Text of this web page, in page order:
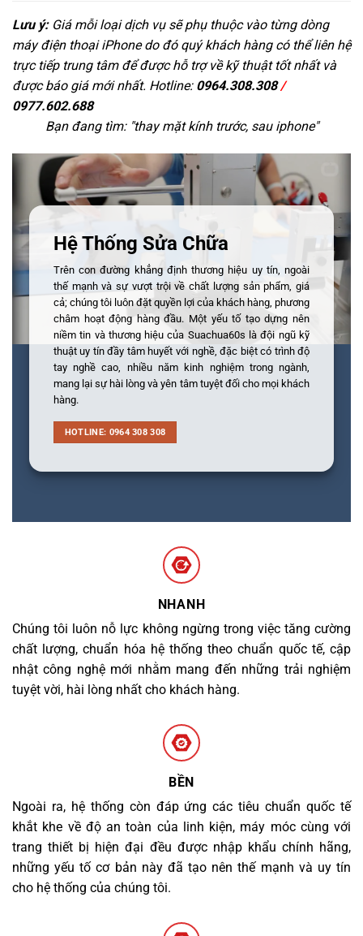
Lưu ý:Giá mỗi loại dịch vụ sẽ phụ thuộc vào từng dòng
máy điện thoại iPhone do đó quý khách hàng có thể liên hệ
trực tiếp trung tâm để được hỗ trợ về kỹ thuật tốt nhất và
được báo giá mới nhất. Hotline: 0964.308.308/
0977.602.688
Bạn đang tìm: "thay mặt kính trước, sau iphone"
Hệ Thống Sửa Chữa
Trên con đường khẳng định thương hiệu uy tín, ngoài
thế mạnh và sự vượt trội về chất lượng sản phẩm, giá
cả; chúng tôi luôn đặt quyền lợi của khách hàng, phương
châm hoạt động hàng đầu. Một yếu tố tạo dựng nên
niềm tin và thương hiệu của Suachua60s là đội ngũ kỹ
thuật uy tín đầy tâm huyết với nghề, đặc biệt có trình độ
tay nghề cao, nhiều năm kinh nghiệm trong ngành,
mang lại sự hài lòng và yên tâm tuyệt đối cho mọi khách
hàng.
HOTLINE: 0964 308 308
NHANH
Chúng tôi luôn nỗ lực không ngừng trong việc tăng cường
chất lượng, chuẩn hóa hệ thống theo chuẩn quốc tế, cập
nhật công nghệ mới nhằm mang đến những trải nghiệm
tuyệt vời, hài lòng nhất cho khách hàng.
BỀN
Ngoài ra, hệ thống còn đáp ứng các tiêu chuẩn quốc tế
khắt khe về độ an toàn của linh kiện, máy móc cùng với
trang thiết bị hiện đại đều được nhập khẩu chính hãng,
những yếu tố cơ bản này đã tạo nên thế mạnh và uy tín
cho hệ thống của chúng tôi.